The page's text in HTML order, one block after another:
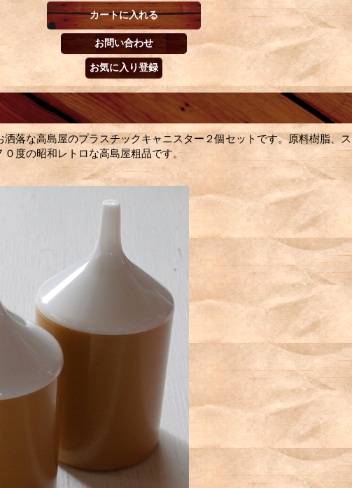
洒落な高島屋のプラスチックキャニスター２個セットです。原料樹脂、ス
０度の昭和レトロな高島屋粗品です。